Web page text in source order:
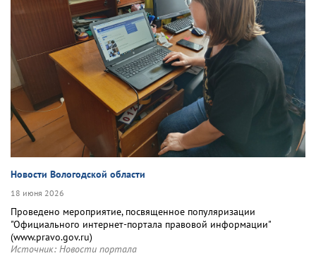
Новости Вологодской области
18 июня 2026
Проведено мероприятие, посвященное популяризации
"Официального интернет‑портала правовой информации"
(www.pravo.gov.ru)
Источник: Новости портала